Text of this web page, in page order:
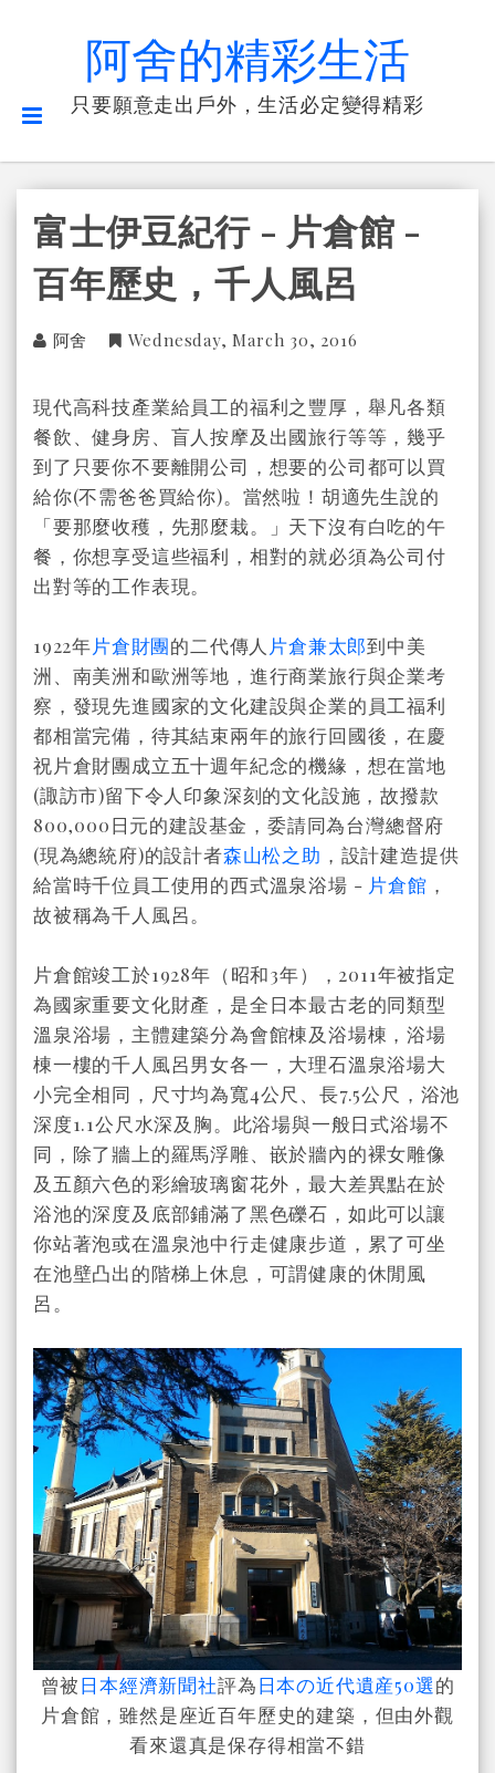
阿舍的精彩生活
只要願意走出戶外，生活必定變得精彩
富士伊豆紀行 - 片倉館 -
百年歷史，千人風呂
阿舍 Wednesday, March 30, 2016
現代高科技產業給員工的福利之豐厚，舉凡各類
餐飲、健身房、盲人按摩及出國旅行等等，幾乎
到了只要你不要離開公司，想要的公司都可以買
給你(不需爸爸買給你)。當然啦！胡適先生說的
「要那麼收穫，先那麼栽。」天下沒有白吃的午
餐，你想享受這些福利，相對的就必須為公司付
出對等的工作表現。
1922年片倉財團的二代傳人 片倉兼太郎到中美
洲、南美洲和歐洲等地，進行商業旅行與企業考
察，發現先進國家的文化建設與企業的員工福利
都相當完備，待其結束兩年的旅行回國後，在慶
祝片倉財團成立五十週年紀念的機緣，想在當地
(諏訪市)留下令人印象深刻的文化設施，故撥款
800,000日元的建設基金，委請同為台灣總督府
(現為總統府)的設計者森山松之助 ，設計建造提供
給當時千位員工使用的西式溫泉浴場 - 片倉館 ，
故被稱為千人風呂。
片倉館竣工於1928年（昭和3年），2011年被指定
為國家重要文化財產，是全日本最古老的同類型
溫泉浴場，主體建築分為會館棟及浴場棟，浴場
棟一樓的千人風呂男女各一，大理石溫泉浴場大
小完全相同，尺寸均為寬4公尺、長7.5公尺，浴池
深度1.1公尺水深及胸。此浴場與一般日式浴場不
同，除了牆上的羅馬浮雕、嵌於牆內的裸女雕像
及五顏六色的彩繪玻璃窗花外，最大差異點在於
浴池的深度及底部鋪滿了黑色礫石，如此可以讓
你站著泡或在溫泉池中行走健康步道，累了可坐
在池壁凸出的階梯上休息，可謂健康的休閒風
呂。
曾被日本經濟新聞社評為日本の近代遺産50選的
片倉館，雖然是座近百年歷史的建築，但由外觀
看來還真是保存得相當不錯